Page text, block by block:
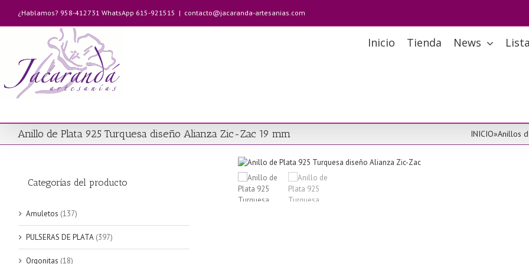
contenido
¿Hablamos? 958-412731 WhatsApp 615-921515 | contacto@jacaranda-artesanias.com
Inicio Tienda News
Anillo de Plata 925 Turquesa diseño Alianza Zic-Zac 19 mm INICIO»Anillos
Categorías del producto
Amuletos (137)
PULSERAS DE PLATA (397)
Orgonitas (18)